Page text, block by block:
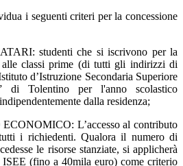
i seguenti criteri per la concessione
studenti che si iscrivono per la
classi prime (di tutti gli indirizzi di
d’Istruzione Secondaria Superiore
di Tolentino per l'anno scolastico
dalla residenza;
L’accesso al contributo
i richiedenti. Qualora il numero di
le risorse stanziate, si applicherà
ISEE (fino a 40mila euro) come criterio